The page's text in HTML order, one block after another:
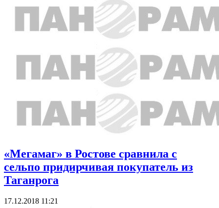
«Мегамаг» в Ростове сравнила с
сельпо придирчивая покупатель из
Таганрога
17.12.2018 11:21